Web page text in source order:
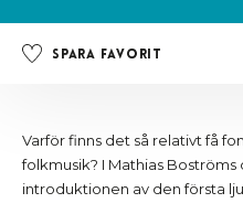
Spara favorit
Varför finns det så relativt få
folkmusik? I Mathias
introduktionen av den första